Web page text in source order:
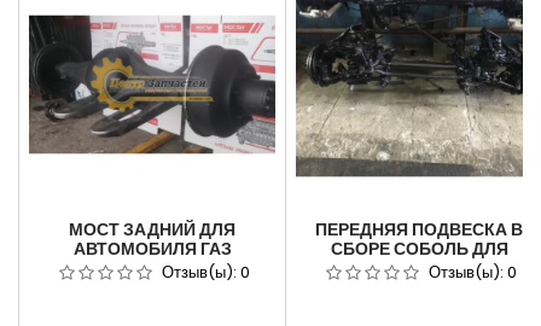
МОСТ ЗАДНИЙ ДЛЯ
АВТОМОБИЛЯ ГАЗ
33081,3308,.(ЕГЕРЬ,
САДКО)АБС АРТИКУЛ 3308-
Отзыв(ы): 0
ПЕРЕДНЯЯ ПОДВЕСКА В
СБОРЕ СОБОЛЬ ДЛЯ
АВТОМОБИЛЯ ГАЗ-2217
АРТИКУЛ 2217-2901012
Отзыв(ы): 0